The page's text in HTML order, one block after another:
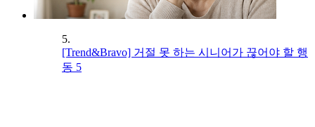
5.
[Trend&Bravo] 거절 못 하는 시니어가 끊어야 할 행
동 5